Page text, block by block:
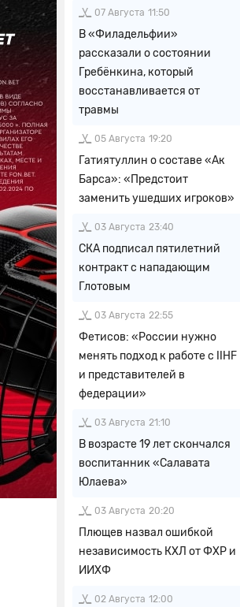
07 Августа 11:50
В «Филадельфии»
рассказали о состоянии
Гребёнкина, который
восстанавливается от
травмы
05 Августа 19:20
Гатиятуллин о составе «Ак
Барса»: «Предстоит
заменить ушедших игроков»
03 Августа 23:40
СКА подписал пятилетний
контракт с нападающим
Глотовым
03 Августа 22:55
Фетисов: «России нужно
менять подход к работе с IIHF
и представителей в
федерации»
03 Августа 21:10
В возрасте 19 лет скончался
воспитанник «Салавата
Юлаева»
03 Августа 20:20
Плющев назвал ошибкой
независимость КХЛ от ФХР и
ИИХФ
02 Августа 12:00